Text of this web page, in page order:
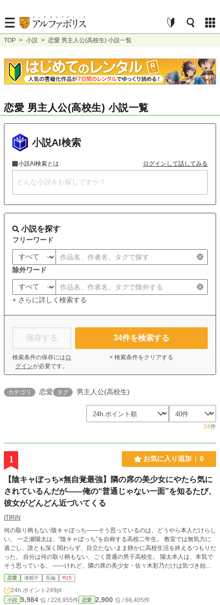
TOP > 小説 > 恋愛 男主人公(高校生) 小説一覧
恋愛 男主人公(高校生) 小説一覧
小説AI検索
小説AI検索とは ログインして話してみる
小説を探す
フリーワード
除外ワード
+ さらに詳しく検索する
保存する
検索条件の保存には ロ
グインが必要です。
34件を検索する
× 検索条件をクリアする
カテゴリ 恋愛 タグ 男主人公(高校生)
34件
1 お気に入り追加 0
【陰キャぼっち×無自覚最強】隣の席の美少女にやたら気に
されているんだが――俺の“普通じゃない一面”を知るたび、
彼女がどんどん近づいてくる
ITIRiN
何の取り柄もない陰キャぼっち――そう思っているのは、どうやら本人だけらし
い。 一之瀬陽太は、“陰キャぼっち”を自称する高校二年生。 教室では無気力に
過ごし、誰とも深く関わらず、目立たないまま静かに高校生活を終えるつもりだ
った。 自分は何の取り柄もない、ごく普通の男子高校生。 陽太本人は、本気で
そう思っている。 ――けれど、隣の席の美少女・佐々木彩乃だけは気づき始め
ていた。 普段は何事にもやる気を見せないのに、ふとした瞬間に周囲を驚かせ
る陽太。 運動でも、日常でも、ときには大人との駆け引きでも。 本人が「普
通」だと思っていることほど、まるで普通ではなかった。 最初は、ただの興味
だった。 けれど、陽太の新たな一面を知るたびに、彩乃の視線は彼を追うよう
恋愛 連載中 長編 R15
24h.ポイント 249pt
小説 5,984 位 / 228,955件 恋愛 2,900 位 / 66,405件